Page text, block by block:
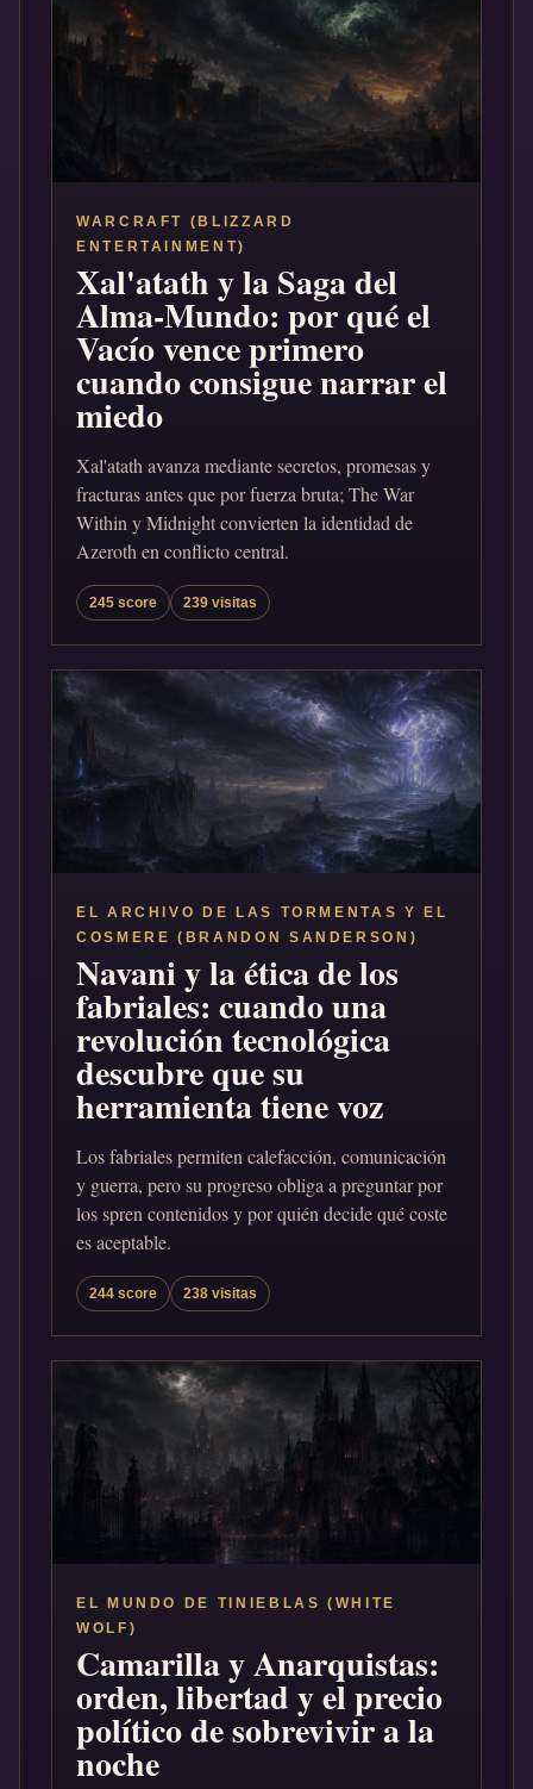
WARCRAFT (BLIZZARD
ENTERTAINMENT)
Xal'atath y la Saga del
Alma-Mundo: por qué el
Vacío vence primero
cuando consigue narrar el
miedo
Xal'atath avanza mediante secretos, promesas y
fracturas antes que por fuerza bruta; The War
Within y Midnight convierten la identidad de
Azeroth en conflicto central.
245 score 239 visitas
EL ARCHIVO DE LAS TORMENTAS Y EL
COSMERE (BRANDON SANDERSON)
Navani y la ética de los
fabriales: cuando una
revolución tecnológica
descubre que su
herramienta tiene voz
Los fabriales permiten calefacción, comunicación
y guerra, pero su progreso obliga a preguntar por
los spren contenidos y por quién decide qué coste
es aceptable.
244 score 238 visitas
EL MUNDO DE TINIEBLAS (WHITE
WOLF)
Camarilla y Anarquistas:
orden, libertad y el precio
político de sobrevivir a la
noche